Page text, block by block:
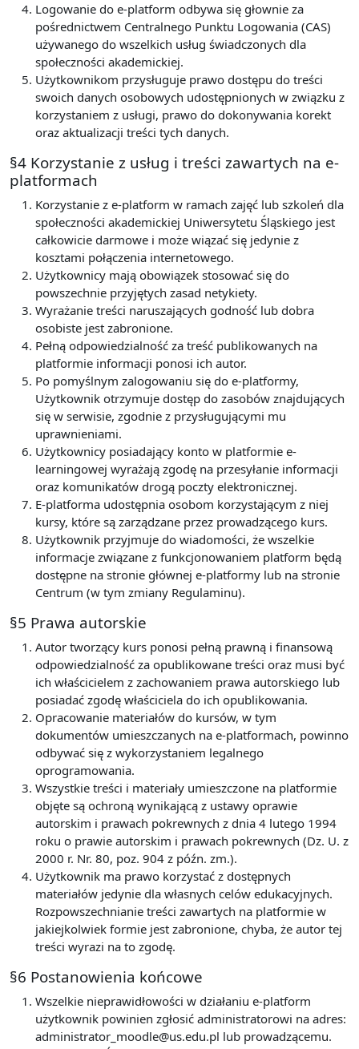
Logowanie do e-platform odbywa się głownie za
pośrednictwem Centralnego Punktu Logowania (CAS)
używanego do wszelkich usług świadczonych dla
społeczności akademickiej.
Użytkownikom przysługuje prawo dostępu do treści
swoich danych osobowych udostępnionych w związku z
korzystaniem z usługi, prawo do dokonywania korekt
oraz aktualizacji treści tych danych.
§4 Korzystanie z usług i treści zawartych na e-
platformach
Korzystanie z e-platform w ramach zajęć lub szkoleń dla
społeczności akademickiej Uniwersytetu Śląskiego jest
całkowicie darmowe i może wiązać się jedynie z
kosztami połączenia internetowego.
Użytkownicy mają obowiązek stosować się do
powszechnie przyjętych zasad netykiety.
Wyrażanie treści naruszających godność lub dobra
osobiste jest zabronione.
Pełną odpowiedzialność za treść publikowanych na
platformie informacji ponosi ich autor.
Po pomyślnym zalogowaniu się do e-platformy,
Użytkownik otrzymuje dostęp do zasobów znajdujących
się w serwisie, zgodnie z przysługującymi mu
uprawnieniami.
Użytkownicy posiadający konto w platformie e-
learningowej wyrażają zgodę na przesyłanie informacji
oraz komunikatów drogą poczty elektronicznej.
E-platforma udostępnia osobom korzystającym z niej
kursy, które są zarządzane przez prowadzącego kurs.
Użytkownik przyjmuje do wiadomości, że wszelkie
informacje związane z funkcjonowaniem platform będą
dostępne na stronie głównej e-platformy lub na stronie
Centrum (w tym zmiany Regulaminu).
§5 Prawa autorskie
Autor tworzący kurs ponosi pełną prawną i finansową
odpowiedzialność za opublikowane treści oraz musi być
ich właścicielem z zachowaniem prawa autorskiego lub
posiadać zgodę właściciela do ich opublikowania.
Opracowanie materiałów do kursów, w tym
dokumentów umieszczanych na e-platformach, powinno
odbywać się z wykorzystaniem legalnego
oprogramowania.
Wszystkie treści i materiały umieszczone na platformie
objęte są ochroną wynikającą z ustawy oprawie
autorskim i prawach pokrewnych z dnia 4 lutego 1994
roku o prawie autorskim i prawach pokrewnych (Dz. U. z
2000 r. Nr. 80, poz. 904 z późn. zm.).
Użytkownik ma prawo korzystać z dostępnych
materiałów jedynie dla własnych celów edukacyjnych.
Rozpowszechnianie treści zawartych na platformie w
jakiejkolwiek formie jest zabronione, chyba, że autor tej
treści wyrazi na to zgodę.
§6 Postanowienia końcowe
Wszelkie nieprawidłowości w działaniu e-platform
użytkownik powinien zgłosić administratorowi na adres:
administrator_moodle@us.edu.pl lub prowadzącemu.